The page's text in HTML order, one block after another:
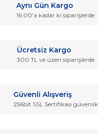
Yorum Yaz
bozuk veya
sitelerden daha pahalı.
Aynı Gün Kargo
16:00'a kadar ki siparişlerde
Ücretsiz Kargo
300 TL ve üzeri siparişlerde
Güvenli Alışveriş
256bit SSL Sertifikası güvenlik